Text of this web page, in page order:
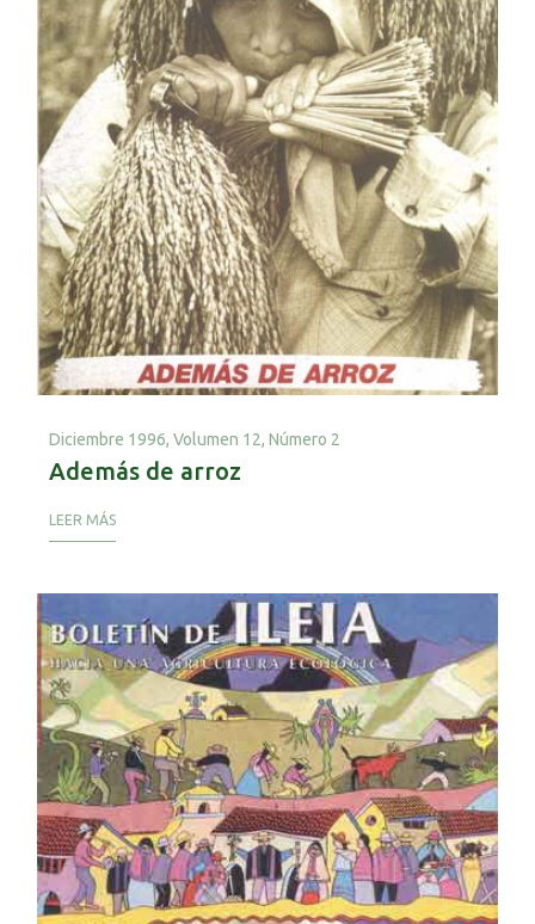
Diciembre 1996, Volumen 12, Número 2
Además de arroz
LEER MÁS